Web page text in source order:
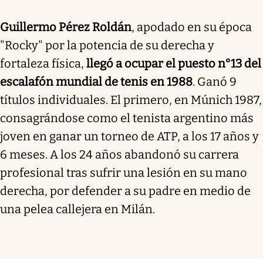
Guillermo Pérez Roldán, apodado en su época
"Rocky" por la potencia de su derecha y
fortaleza física, llegó a ocupar el puesto n°13 del
escalafón mundial de tenis en 1988. Ganó 9
títulos individuales. El primero, en Múnich 1987,
consagrándose como el tenista argentino más
joven en ganar un torneo de ATP, a los 17 años y
6 meses. A los 24 años abandonó su carrera
profesional tras sufrir una lesión en su mano
derecha, por defender a su padre en medio de
una pelea callejera en Milán.